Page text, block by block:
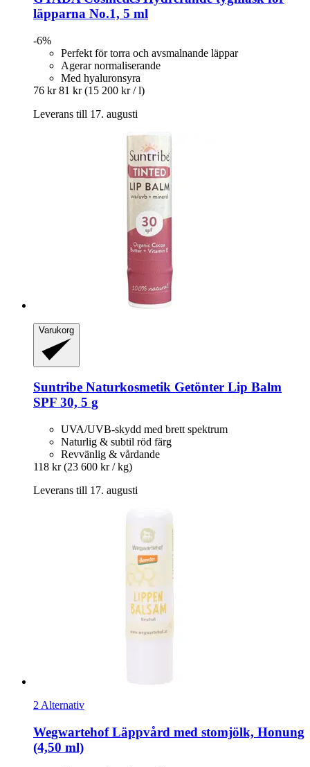
läpparna No.1, 5 ml
-6%
Perfekt för torra och avsmalnande läppar
Agerar normaliserande
Med hyaluronsyra
76 kr 81 kr (15 200 kr / l)
Leverans till 17. augusti
Varukorg
Suntribe Naturkosmetik Getönter Lip Balm
SPF 30, 5 g
UVA/UVB-skydd med brett spektrum
Naturlig & subtil röd färg
Revvänlig & vårdande
118 kr (23 600 kr / kg)
Leverans till 17. augusti
2 Alternativ
WegwartehofLäppvård med stomjölk, Honung
(4,50 ml)